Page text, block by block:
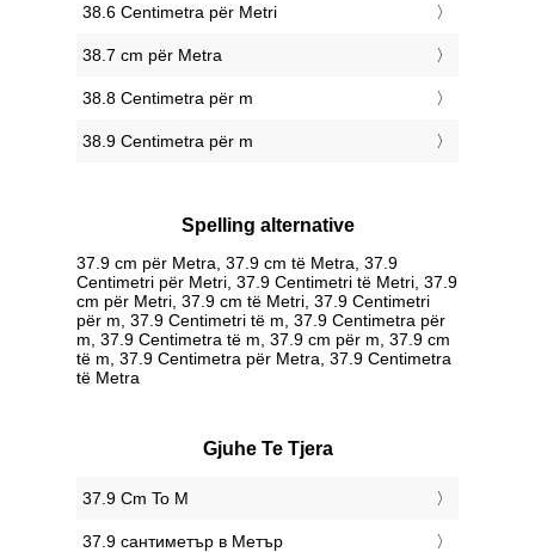
38.6 Centimetra për Metri
38.7 cm për Metra
38.8 Centimetra për m
38.9 Centimetra për m
Spelling alternative
37.9 cm për Metra, 37.9 cm të Metra, 37.9
Centimetri për Metri, 37.9 Centimetri të Metri, 37.9
cm për Metri, 37.9 cm të Metri, 37.9 Centimetri
për m, 37.9 Centimetri të m, 37.9 Centimetra për
m, 37.9 Centimetra të m, 37.9 cm për m, 37.9 cm
të m, 37.9 Centimetra për Metra, 37.9 Centimetra
të Metra
Gjuhe Te Tjera
‎37.9 Cm To M
‎37.9 сантиметър в Метър